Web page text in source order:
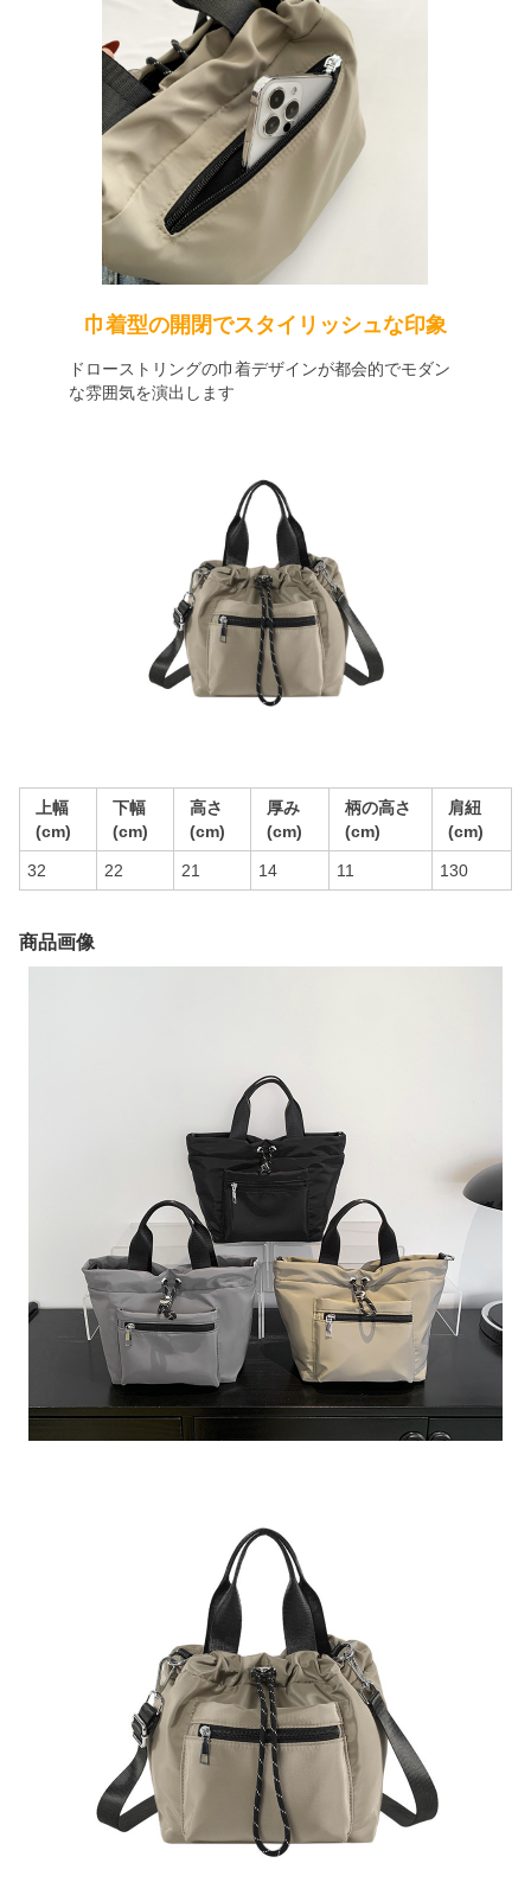
巾着型の開閉でスタイリッシュな印象
ドローストリングの巾着デザインが都会的でモダン
な雰囲気を演出します
上幅
(cm)
下幅
(cm)
高さ
(cm)
厚み
(cm)
柄の高さ
(cm)
肩紐
(cm)
32 22 21 14 11 130
商品画像